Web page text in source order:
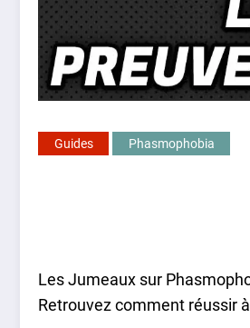
Guides Phasmophobia
Les Jumeaux sur
Retrouvez comment réussir